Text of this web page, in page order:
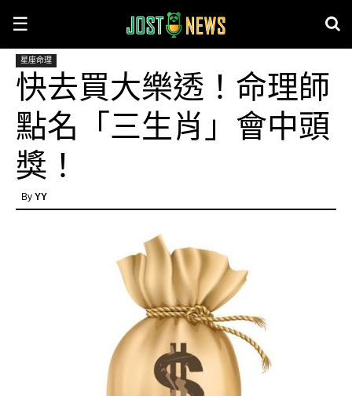
☰
星座命理
快去買大樂透！命理師
點名「三生肖」會中頭
獎！
By YY